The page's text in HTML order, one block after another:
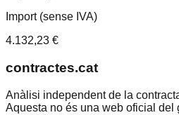
Import (sense IVA)
4.132,23 €
contractes.cat
Anàlisi independent de la
Aquesta no és una web oficial del